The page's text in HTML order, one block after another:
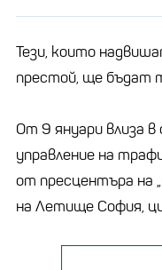
Тези, които
престой, ще бъдат
От 9 януари влиза в
управление на
от пресцентъра на
на Летище София,